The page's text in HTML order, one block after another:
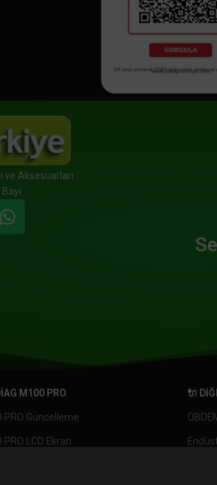
ve Aksesuarları
M100 PRO
PRO Güncelleme
PRO LCD Ekran
🔌